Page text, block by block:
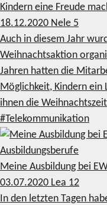
Kindern eine Freude
18.12.2020 Nele 5
Auch in diesem Jahr
Weihnachtsaktion
Jahren hatten die
Möglichkeit, Kindern ein
ihnen die
#Telekommunikation
Ausbildungsberufe
Meine Ausbildung bei
03.07.2020 Lea 12
In den letzten Tagen